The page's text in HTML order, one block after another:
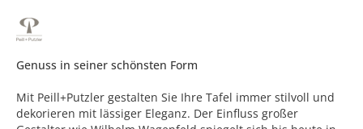
Genuss in seiner schönsten Form
Mit Peill+Putzler gestalten Sie Ihre Tafel immer stilvoll und
dekorieren mit lässiger Eleganz. Der Einfluss großer